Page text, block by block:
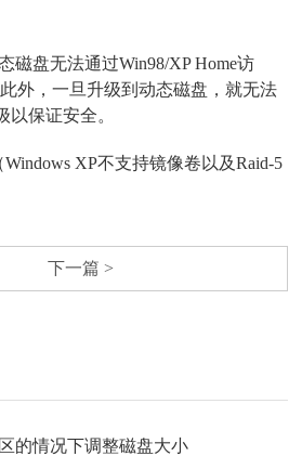
盘无法通过Win98/XP Home访
外，一旦升级到动态磁盘，就无法
保证安全。
XP不支持镜像卷以及Raid-5
下一篇 >
的情况下调整磁盘大小